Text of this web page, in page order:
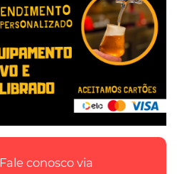
Fale conosco via